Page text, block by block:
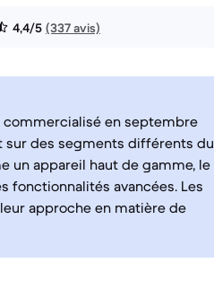
4,4/5 (337 avis)
commercialisé en septembre
sur des segments différents du
un appareil haut de gamme, le
fonctionnalités avancées. Les
approche en matière de